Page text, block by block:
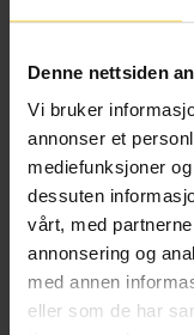
Denne nettsiden
Vi bruker
annonser et
mediefunksjoner
dessuten
vårt, med
annonsering og
med annen
eller som de har